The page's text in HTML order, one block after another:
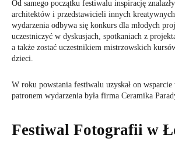
Od samego początku festiwalu inspirację
architektów i przedstawicieli innych
wydarzenia odbywa się konkurs dla młodych
uczestniczyć w dyskusjach, spotkaniach z
a także zostać uczestnikiem mistrzowskich
dzieci.
W roku powstania festiwalu uzyskał on wsparcie
patronem wydarzenia była firma Ceramika
Festiwal Fotografii w